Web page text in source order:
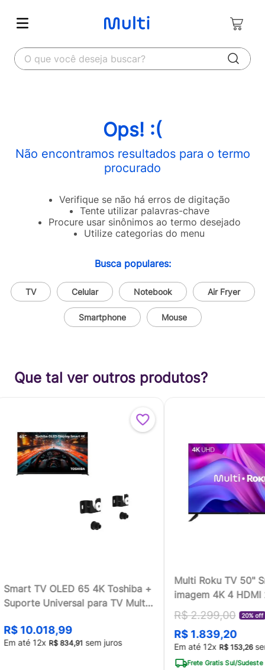
O que você deseja buscar?
Ops! :(
Não encontramos resultados para o termo
procurado
Verifique se não há erros de digitação
Tente utilizar palavras-chave
Procure usar sinônimos ao termo desejado
Utilize categorias do menu
Busca populares:
TV Celular Notebook Air Fryer
Smartphone Mouse
Que tal ver outros produtos?
Smart TV OLED 65 4K Toshiba +
Suporte Universal para TV Multi
R$ 10.018,99
Em até 12x R$ 834,91 sem juros
Multi Roku TV 50"
imagem 4K 4 HDMI
compatível com
Home -
[Reembalado]
R$ 2.299,00 20% off
R$ 1.839,20
Em até 12x R$ 153,26
Frete Gratis Sul/Sudeste